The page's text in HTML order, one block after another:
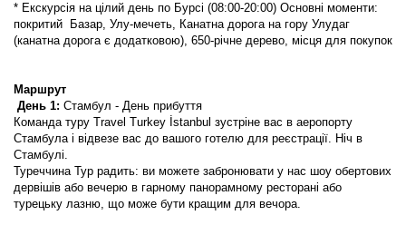
* Екскурсія на цілий день по Бурсі (08:00-20:00) Основні моменти:
покритий  Базар, Улу-мечеть, Канатна дорога на гору Улудаг
(канатна дорога є додатковою), 650-річне дерево, місця для покупок
Маршрут
День 1: Стамбул - День прибуття
Команда туру Travel Turkey İstanbul зустріне вас в аеропорту
Стамбула і відвезе вас до вашого готелю для реєстрації. Ніч в
Стамбулі.
Туреччина Тур радить: ви можете забронювати у нас шоу обертових
дервішів або вечерю в гарному панорамному ресторані або
турецьку лазню, що може бути кращим для вечора.